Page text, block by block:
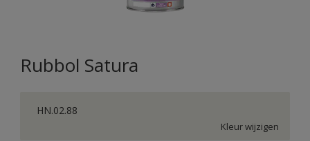
Rubbol Satura
HN.02.88
Kleur wijzigen